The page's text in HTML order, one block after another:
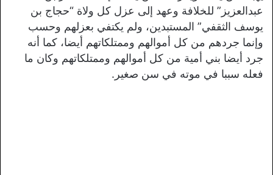
عبدالعزيز” للخلافة وعهد إلى عزل كل ولاة “حجاج بن
يوسف الثقفي” المستبدين، ولم يكتفي بعزلهم وحسب
وإنما جردهم من كل أموالهم وممتلكاتهم أيضا، كما أنه
جرد أيضا بني أمية من كل أموالهم وممتلكاتهم وكان ما
فعله سببا في موته في سن صغير.